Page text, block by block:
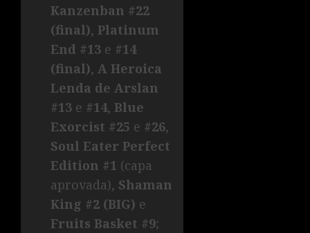
Kanzenban #22
(final), Platinum
End #13 e #14
(final), A Heroica
Lenda de Arslan
#13 e #14, Blue
Exorcist #25 e #26,
Soul Eater Perfect
Edition #1 (capa
aprovada), Shaman
King #2 (BIG) e
Fruits Basket #9;